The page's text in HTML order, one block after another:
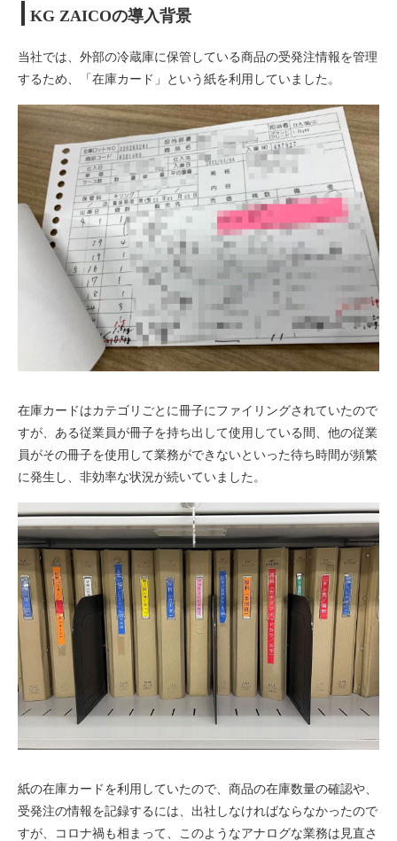
KG ZAICOの導入背景
当社では、外部の冷蔵庫に保管している商品の受発注情報を管理
するため、「在庫カード」という紙を利用していました。
在庫カードはカテゴリごとに冊子にファイリングされていたので
すが、ある従業員が冊子を持ち出して使用している間、他の従業
員がその冊子を使用して業務ができないといった待ち時間が頻繁
に発生し、非効率な状況が続いていました。
紙の在庫カードを利用していたので、商品の在庫数量の確認や、
受発注の情報を記録するには、出社しなければならなかったので
すが、コロナ禍も相まって、このようなアナログな業務は見直さ